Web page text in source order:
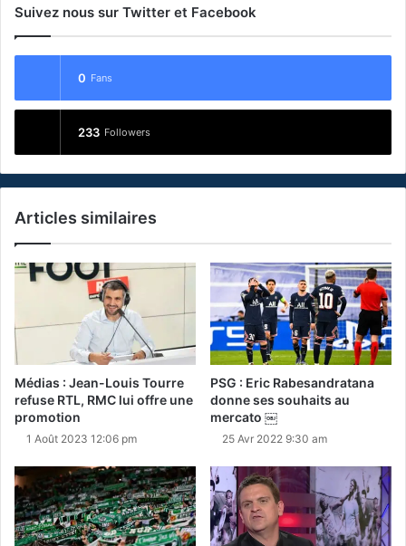
Suivez nous sur Twitter et Facebook
0 Fans
233 Followers
Articles similaires
Médias : Jean-Louis Tourre
refuse RTL, RMC lui offre une
promotion
1 Août 2023 12:06 pm
PSG : Eric Rabesandratana
donne ses souhaits au
mercato ￼
25 Avr 2022 9:30 am